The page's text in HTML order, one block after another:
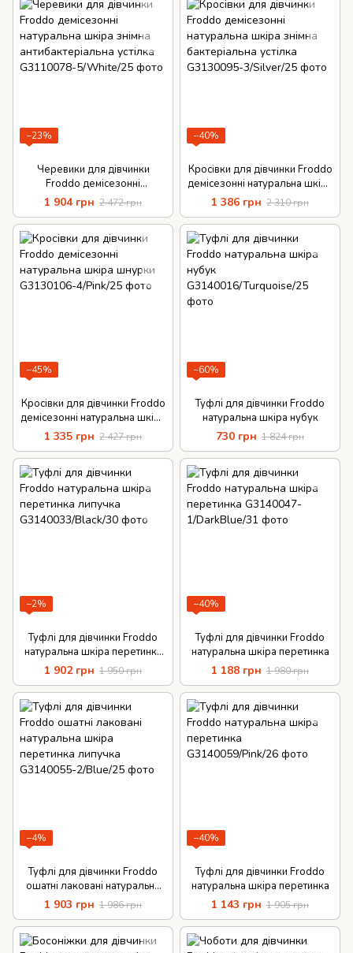
−23%
Черевики для дівчинки
Froddo демісезонні
натуральна шкіра знімна
антибактеріальна устілка
1 904 грн 2 472 грн
−40%
Кросівки для дівчинки Froddo
демісезонні натуральна шкіра
знімна бактеріальна устілка
1 386 грн 2 310 грн
−45%
Кросівки для дівчинки Froddo
демісезонні натуральна шкіра
шнурки
1 335 грн 2 427 грн
−60%
Туфлі для дівчинки Froddo
натуральна шкіра нубук
730 грн 1 824 грн
−2%
Туфлі для дівчинки Froddo
натуральна шкіра перетинка
липучка
1 902 грн 1 950 грн
−40%
Туфлі для дівчинки Froddo
натуральна шкіра перетинка
1 188 грн 1 980 грн
−4%
Туфлі для дівчинки Froddo
ошатні лаковані натуральна
шкіра перетинка липучка
1 903 грн 1 986 грн
−40%
Туфлі для дівчинки Froddo
натуральна шкіра перетинка
1 143 грн 1 905 грн